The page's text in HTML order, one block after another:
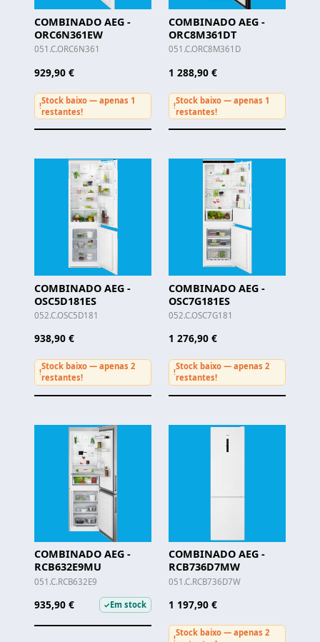
COMBINADO AEG -
ORC6N361EW
051.C.ORC6N361
929,90 €
!
Stock baixo — apenas 1
restantes!
COMBINADO AEG -
ORC8M361DT
051.C.ORC8M361D
1 288,90 €
!
Stock baixo — apenas 1
restantes!
COMBINADO AEG -
OSC5D181ES
052.C.OSC5D181
938,90 €
!
Stock baixo — apenas 2
restantes!
COMBINADO AEG -
OSC7G181ES
052.C.OSC7G181
1 276,90 €
!
Stock baixo — apenas 2
restantes!
COMBINADO AEG -
RCB632E9MU
051.C.RCB632E9
935,90 € ✓Em stock
COMBINADO AEG -
RCB736D7MW
051.C.RCB736D7W
1 197,90 €
!
Stock baixo — apenas 2